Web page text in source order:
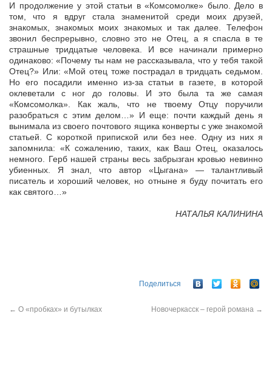
И продолжение у этой статьи в «Комсомолке» было. Дело в
том, что я вдруг стала знаменитой среди моих друзей,
знакомых, знакомых моих знакомых и так далее. Телефон
звонил беспрерывно, словно это не Отец, а я спасла в те
страшные тридцатые человека. И все начинали примерно
одинаково: «Почему ты нам не рассказывала, что у тебя такой
Отец?» Или: «Мой отец тоже пострадал в тридцать седьмом.
Но его посадили именно из-за статьи в газете, в которой
оклеветали с ног до головы. И это была та же самая
«Комсомолка». Как жаль, что не твоему Отцу поручили
разобраться с этим делом…» И еще: почти каждый день я
вынимала из своего почтового ящика конверты с уже знакомой
статьей. С короткой припиской или без нее. Одну из них я
запомнила: «К сожалению, таких, как Ваш Отец, оказалось
немного. Герб нашей страны весь забрызган кровью невинно
убиенных. Я знал, что автор «Цыгана» — талантливый
писатель и хороший человек, но отныне я буду почитать его
как святого…»
НАТАЛЬЯ КАЛИНИНА
Поделиться
← О «пробках» и бутылках Новочеркасск – герой романа →